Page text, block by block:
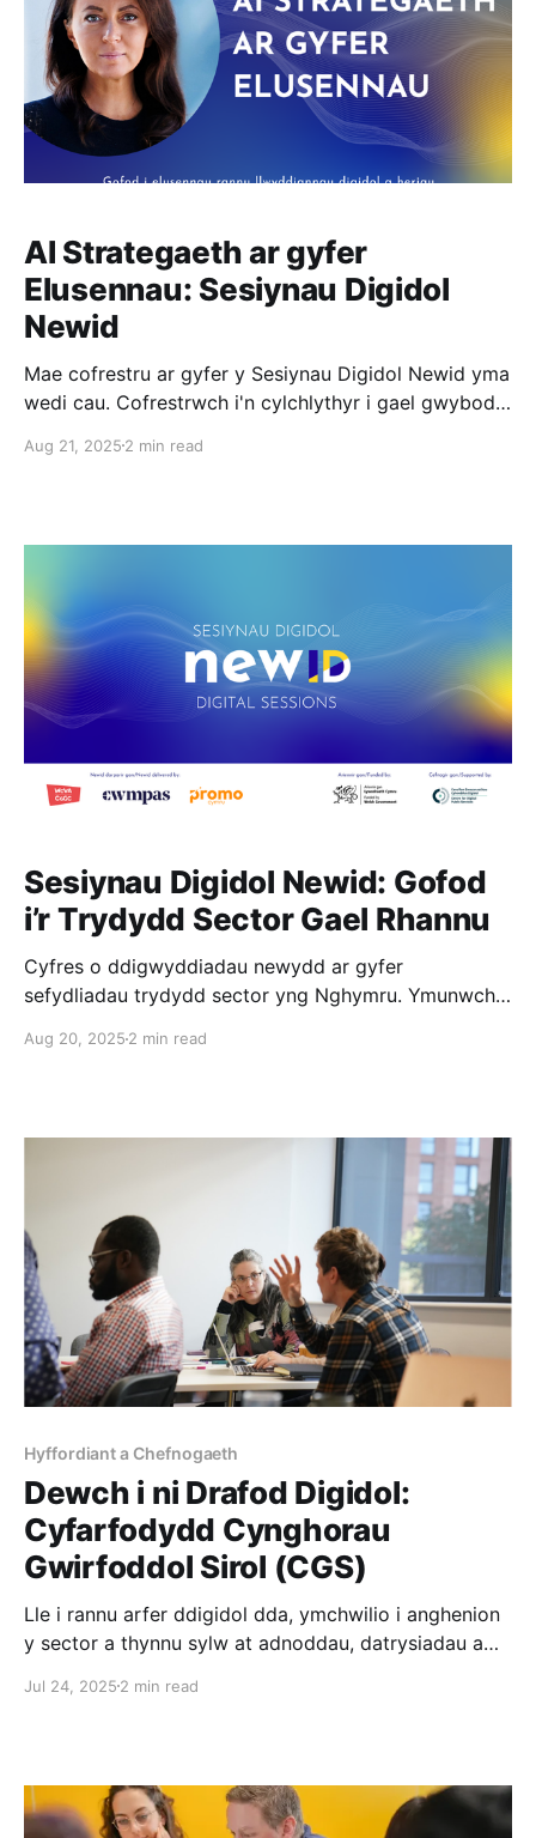
AI Strategaeth ar gyfer
Elusennau: Sesiynau Digidol
Newid
Mae cofrestru ar gyfer y Sesiynau Digidol Newid yma
wedi cau. Cofrestrwch i'n cylchlythyr i gael gwybod
artiffisial (AI) eisoes yn cael eu defnyddio o ddydd i
Aug 21, 2025 2 min read
Sesiynau Digidol Newid: Gofod
i’r Trydydd Sector Gael Rhannu
Cyfres o ddigwyddiadau newydd ar gyfer
sefydliadau trydydd sector yng Nghymru. Ymunwch â
rhannu beth sy’n gweithio. Beth am roi’r gorau i
newydd
Aug 20, 2025 2 min read
Hyffordiant a Chefnogaeth
Dewch i ni Drafod Digidol:
Cyfarfodydd Cynghorau
Gwirfoddol Sirol (CGS)
Lle i rannu arfer ddigidol dda, ymchwilio i anghenion
y sector a thynnu sylw at adnoddau, datrysiadau a
Beth ydyw? Trwy ein gwaith darganfod gyda
heriau a
Jul 24, 2025 2 min read